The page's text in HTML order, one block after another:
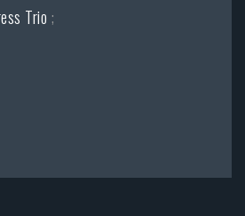
Trio ;